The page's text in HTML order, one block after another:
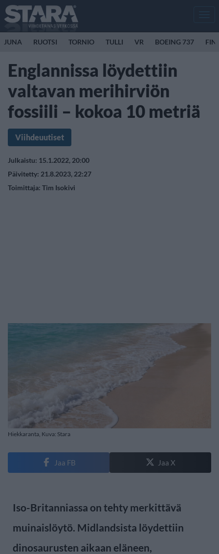
JUNA RUOTSI TORNIO TULLI VR BOEING 737
Englannissa löydettiin
valtavan merihirviön
fossiili – kokoa 10 metriä
Viihdeuutiset
Julkaistu: 15.1.2022, 20:00
Päivitetty: 21.8.2023, 22:27
Toimittaja: Tim Isokivi
Hiekkaranta, Kuva: Stara
Jaa FB Jaa X
Iso-Britanniassa on tehty merkittävä
muinaislöytö. Midlandsista löydettiin
dinosaurusten aikaan eläneen,